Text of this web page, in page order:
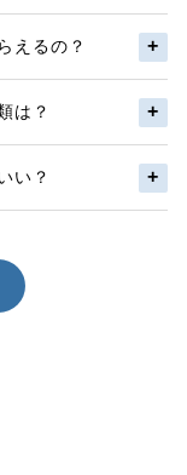
えるの？
は？
い？